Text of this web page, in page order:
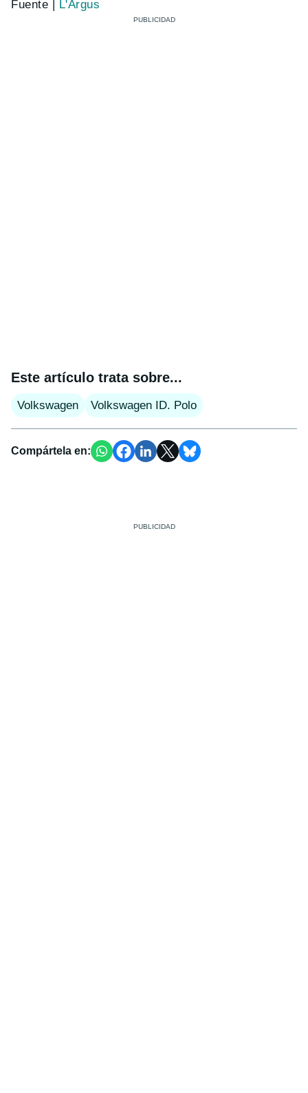
Fuente | L'Argus
Este artículo trata sobre...
Volkswagen Volkswagen ID. Polo
Compártela en: